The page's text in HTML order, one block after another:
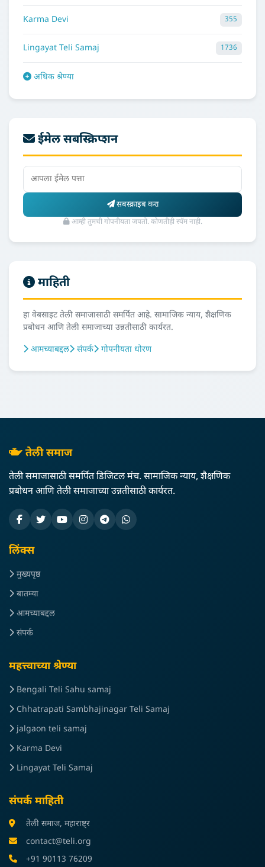
Karma Devi 355
Lingayat Teli Samaj 1736
अधिक श्रेण्या
ईमेल सबस्क्रिप्शन
सबस्क्राइब करा
आम्ही तुमची गोपनीयता जपतो. कोणतीही स्पॅम नाही.
माहिती
हा वेबसाइट तेली समाजासाठी समर्पित आहे. सामाजिक न्याय, शैक्षणिक
प्रबोधन आणि तेली समाजाच्या उन्नतीसाठी कार्यरत.
आमच्याबद्दल
संपर्क गोपनीयता धोरण
तेली समाज
तेली समाजासाठी समर्पित डिजिटल मंच. सामाजिक न्याय, शैक्षणिक
प्रबोधन आणि तेली समाजाच्या उन्नतीसाठी कार्यरत.
लिंक्स
मुख्यपृष्ठ
बातम्या
आमच्याबद्दल
संपर्क
महत्त्वाच्या श्रेण्या
Bengali Teli Sahu samaj
Chhatrapati Sambhajinagar Teli Samaj
jalgaon teli samaj
Karma Devi
Lingayat Teli Samaj
संपर्क माहिती
तेली समाज, महाराष्ट्र
contact@teli.org
+91 90113 76209